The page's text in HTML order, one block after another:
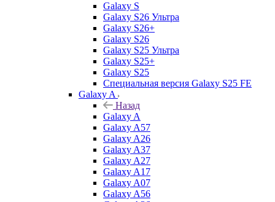
Galaxy S
Galaxy S26 Ультра
Galaxy S26+
Galaxy S26
Galaxy S25 Ультра
Galaxy S25+
Galaxy S25
Специальная версия Galaxy S25 FE
Galaxy A
Назад
Galaxy A
Galaxy A57
Galaxy A26
Galaxy A37
Galaxy A27
Galaxy A17
Galaxy A07
Galaxy A56